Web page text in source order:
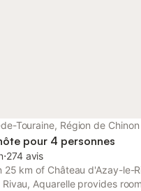
Touraine, Région de Chinon
pour 4 personnes
⋅274 avis
25 km of Château d'Azay-le-
Aquarelle provides